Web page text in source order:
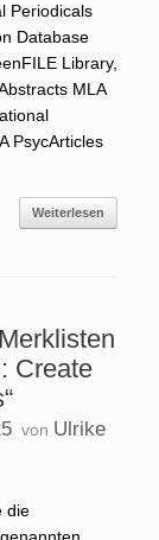
Periodicals
Database
Library,
MLA
PsycArticles
Weiterlesen
Create
von Ulrike
die